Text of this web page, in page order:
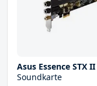
Asus Essence STX II
Soundkarte